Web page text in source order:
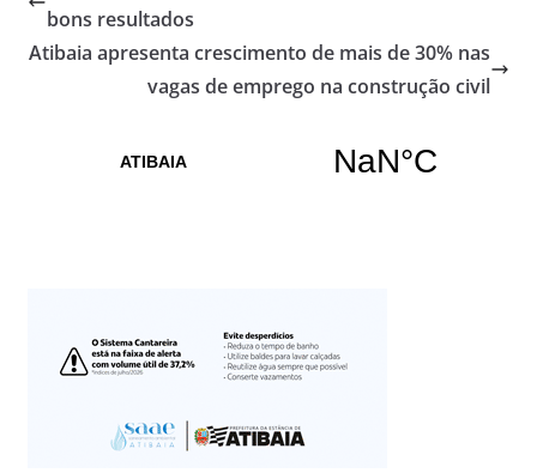
bons resultados
Atibaia apresenta crescimento de mais de 30% nas
vagas de emprego na construção civil